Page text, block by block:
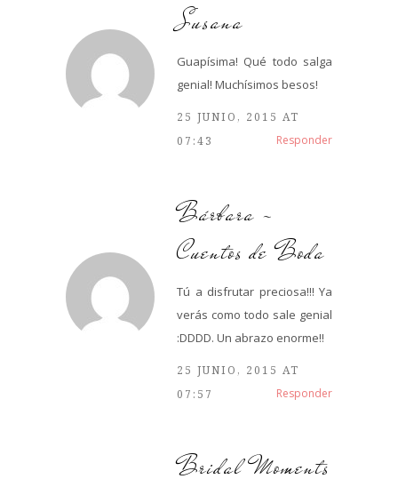
Susana
Guapísima! Qué todo salga
genial! Muchísimos besos!
25 JUNIO, 2015 AT
07:43
Responder
Bárbara -
Cuentos de Boda
Tú a disfrutar preciosa!!! Ya
verás como todo sale genial
:DDDD. Un abrazo enorme!!
25 JUNIO, 2015 AT
07:57
Responder
Bridal Moments